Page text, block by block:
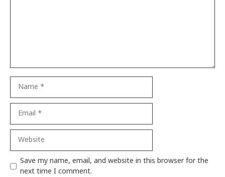
Website
Save my name, email, and website in this browser for the
next time I comment.